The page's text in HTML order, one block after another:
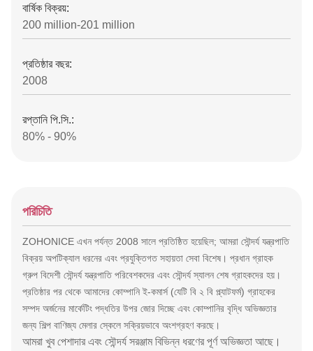
বার্ষিক বিক্রয়:
200 million-201 million
প্রতিষ্ঠার বছর:
2008
রপ্তানি পি.সি.:
80% - 90%
পরিচিতি
ZOHONICE এখন পর্যন্ত 2008 সালে প্রতিষ্ঠিত হয়েছিল; আমরা সৌন্দর্য যন্ত্রপাতি
বিক্রয় অপটিক্যাল ধরনের এবং প্রযুক্তিগত সহায়তা সেবা বিশেষ। প্রধান গ্রাহক
গ্রুপ বিদেশী সৌন্দর্য যন্ত্রপাতি পরিবেশকদের এবং সৌন্দর্য স্যালন শেষ গ্রাহকদের হয়।
প্রতিষ্ঠার পর থেকে আমাদের কোম্পানি ই-কমার্স (যেটি বি ২ বি প্ল্যাটফর্ম) গ্রাহকের
সম্পদ অর্জনের মার্কেটিং পদ্ধতির উপর জোর দিচ্ছে এবং কোম্পানির বৃদ্ধি অভিজ্ঞতার
জন্য শিল্প বাণিজ্য মেলার স্কেলে সক্রিয়ভাবে অংশগ্রহণ করছে।
আমরা খুব পেশাদার এবং সৌন্দর্য সরঞ্জাম বিভিন্ন ধরণের পূর্ণ অভিজ্ঞতা আছে।